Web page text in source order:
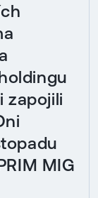
zapojili
MIG